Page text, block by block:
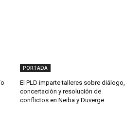
PORTADA
El PLD imparte talleres sobre diálogo,
concertación y resolución de
conflictos en Neiba y Duverge